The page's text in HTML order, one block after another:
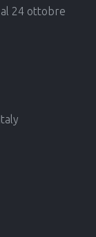
al 24 ottobre